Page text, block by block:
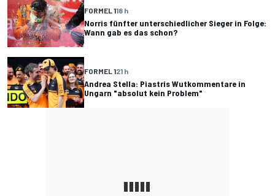
FORMEL 118 h
Norris fünfter unterschiedlicher Sieger in Folge:
Wann gab es das schon?
FORMEL 121 h
Andrea Stella: Piastris Wutkommentare in
Ungarn "absolut kein Problem"